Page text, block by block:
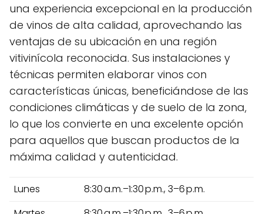
una experiencia excepcional en la producción
de vinos de alta calidad, aprovechando las
ventajas de su ubicación en una región
vitivinícola reconocida. Sus instalaciones y
técnicas permiten elaborar vinos con
características únicas, beneficiándose de las
condiciones climáticas y de suelo de la zona,
lo que los convierte en una excelente opción
para aquellos que buscan productos de la
máxima calidad y autenticidad.
Lunes
8:30 a.m.–1:30 p.m., 3–6 p.m.